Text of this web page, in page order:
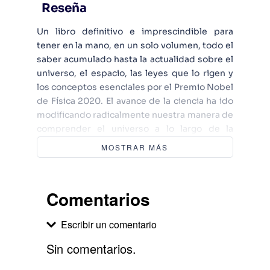
Reseña
Un libro definitivo e imprescindible para
tener en la mano, en un solo volumen, todo el
saber acumulado hasta la actualidad sobre el
universo, el espacio, las leyes que lo rigen y
los conceptos esenciales por el Premio Nobel
de Física 2020. El avance de la ciencia ha ido
modificando radicalmente nuestra manera de
comprender el universo a lo largo de la
historia. Gracias al progreso científico, los
conceptos físicos y matemáticos han
espacio como esferas y mundos planos
hasta la época moderna, que empieza con la
En el mundo contemporáneo la revolución
MOSTRAR MÁS
Comentarios
Escribir un comentario
Sin comentarios.